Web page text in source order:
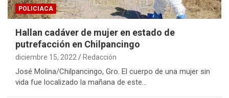
POLICIACA
Hallan cadáver de mujer en estado de
putrefacción en Chilpancingo
diciembre 15, 2022 Redacción
José Molina/Chilpancingo, Gro. El cuerpo de una mujer sin
vida fue localizado la mañana de este…